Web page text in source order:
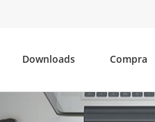
Downloads Compra